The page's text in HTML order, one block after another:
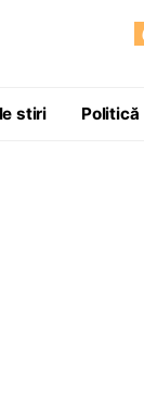
stiri Politică